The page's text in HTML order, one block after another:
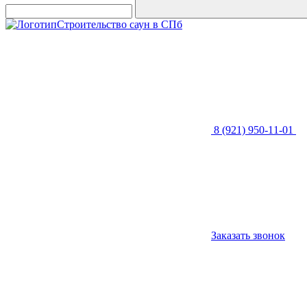
Строительство саун в СПб
8 (921) 950-11-01
Заказать звонок